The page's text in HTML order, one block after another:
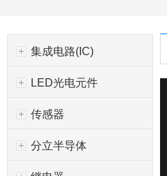
集成电路(IC)
LED光电元件
传感器
分立半导体